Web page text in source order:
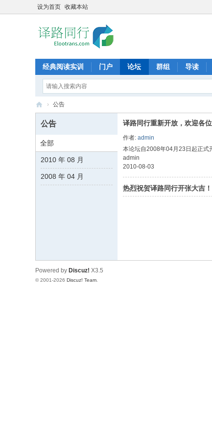
设为首页 收藏本站
经典阅读实训 门户 论坛 群组 导读
同
行
› 公告
译路同行重新开放，欢迎各
作者: admin
本论坛自2008年04月23日起正式
admin
2010-08-03
热烈祝贺译路同行开张大吉！
公告
全部
2010 年 08 月
2008 年 04 月
Powered by Discuz! X3.5
© 2001-2026 Discuz! Team